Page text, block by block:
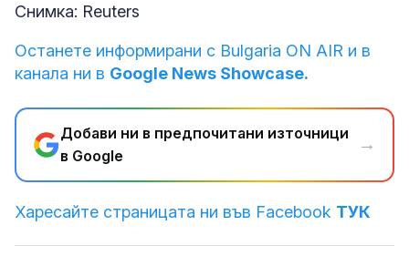
Снимка: Reuters
Останете информирани с Bulgaria ON AIR и в
канала ни в Google News Showcase.
Добави ни в предпочитани източници
в Google
→
Харесайте страницата ни във Facebook ТУК